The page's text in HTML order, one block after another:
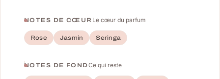
NOTES DE CŒUR Le cœur du parfum
Rose Jasmin Seringa
NOTES DE FONDCe qui reste